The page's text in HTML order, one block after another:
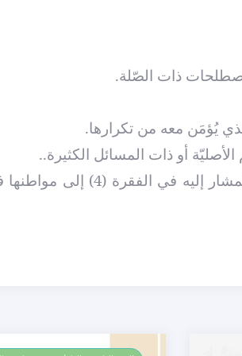
6- عزو خلاصات المسائل الموزّعة على المصطلحات حسب المنهج المشار